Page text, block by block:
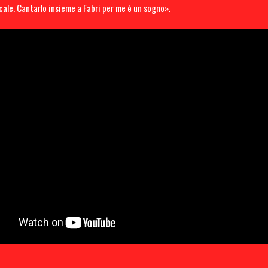
Cantarlo insieme a Fabri per me è un sogno».